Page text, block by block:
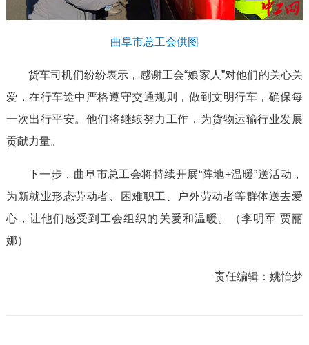
曲阜市总工会供图
货车司机们纷纷表示，感谢工会“娘家人”对他们的关心关
爱，在行车途中严格遵守交通规则，做到文明行车，确保每
一次出行平安。他们将继续努力工作，为货物运输行业发展
贡献力量。
下一步，曲阜市总工会将持续开展“阵地+温暖”送活动，
为新就业形态劳动者、困难职工、户外劳动者等群体送去爱
心，让他们感受到工会组织的关爱和温暖。（李明军 贾丽
娜）
责任编辑：姚怡梦